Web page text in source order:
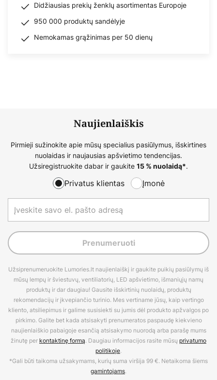
Didžiausias prekių ženklų asortimentas Europoje
950 000 produktų sandėlyje
Nemokamas grąžinimas per 50 dienų
Naujienlaiškis
Pirmieji sužinokite apie mūsų specialius pasiūlymus, išskirtines
nuolaidas ir naujausias apšvietimo tendencijas.
Užsiregistruokite dabar ir gaukite 15 % nuolaidą*.
Privatus klientas Įmonė
Prenumeruoti
Užsiprenumeruokite Lumories.lt naujienlaiškį ir gaukite puikių pasiūlymų iš
mūsų lempų ir šviestuvų, ventiliatorių, LED apšvietimo, išmaniųjų namų
produktų ir dar daugiau! Gausite išskirtinių nuolaidų, produktų
rekomendacijų ir įkvepiančio turinio. Mes vertiname jūsų, kaip vertingo
kliento, atsiliepimus ir galime susisiekti su jumis dėl produkto apžvalgos po
pirkimo. Galite bet kada atsisakyti prenumeratos paspaudę kiekvieno
naujienlaiškio pabaigoje esančią atsisakymo nuorodą arba parašę mums
žinutę per kontaktinę formą. Daugiau informacijos rasite mūsų privatumo
politikoje.
*Gali būti taikoma užsakymams, kurių suma viršija 99 €. Netaikoma šiems
gamintojams.